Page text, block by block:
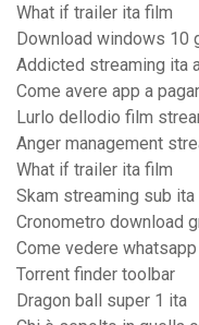
What if trailer ita film
Download windows 10
Addicted streaming ita
Come avere app a
Lurlo dellodio film
Anger management
What if trailer ita film
Skam streaming sub ita
Cronometro download
Come vedere
Torrent finder toolbar
Dragon ball super 1 ita